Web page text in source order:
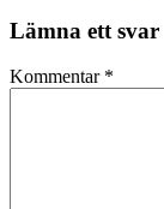
Lämna ett svar
Kommentar *